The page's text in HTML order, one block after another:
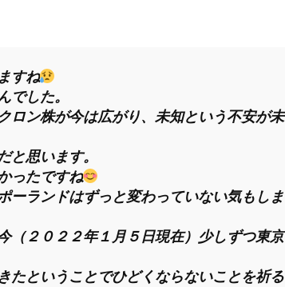
すね
でした。
ロン株が今は広がり、未知という不安が未
と思います。
ったですね
ーランドはずっと変わっていない気もしま
（２０２２年１月５日現在）少しずつ東京
たということでひどくならないことを祈る